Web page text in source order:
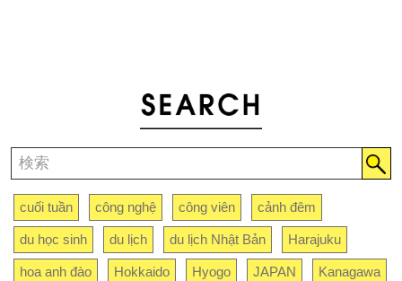
cuối tuần công nghệ công viên cảnh đêm
du học sinh du lịch du lịch Nhật Bản Harajuku
hoa anh đào Hokkaido Hyogo JAPAN Kanagawa